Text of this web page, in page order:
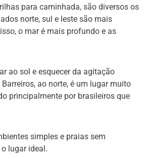
para caminhada, são diversos os
norte, sul e leste são mais
o mar é mais profundo e as
ao sol e esquecer da agitação
ao norte, é um lugar muito
principalmente por brasileiros que
simples e praias sem
lugar ideal.